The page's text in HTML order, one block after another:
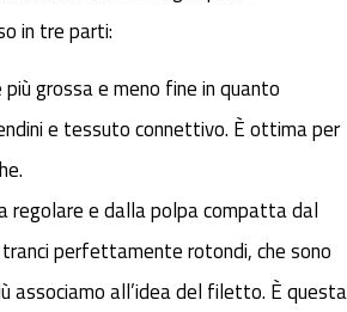
in tre parti:
grossa e meno fine in quanto
e tessuto connettivo. È ottima per
regolare e dalla polpa compatta dal
perfettamente rotondi, che sono
associamo all’idea del filetto. È questa